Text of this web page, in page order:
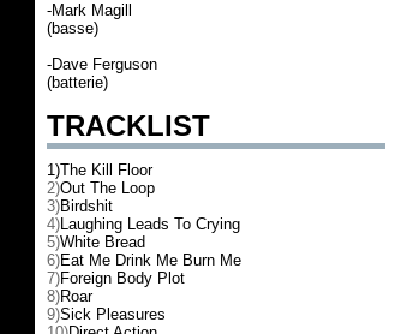
-Mark Magill
(basse)
-Dave Ferguson
(batterie)
TRACKLIST
1)The Kill Floor
2)Out The Loop
3)Birdshit
4)Laughing Leads To Crying
5)White Bread
6)Eat Me Drink Me Burn Me
7)Foreign Body Plot
8)Roar
9)Sick Pleasures